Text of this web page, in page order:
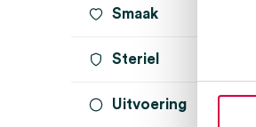
Smaak
Steriel
steriel (1)
Uitvoering